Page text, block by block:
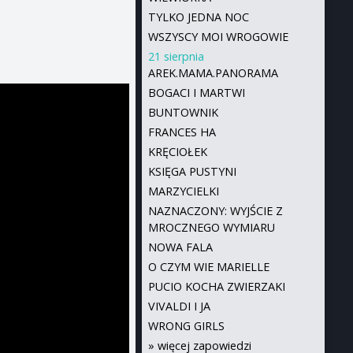
TYLKO JEDNA NOC
WSZYSCY MOI WROGOWIE
21 sierpnia
AREK.MAMA.PANORAMA
BOGACI I MARTWI
BUNTOWNIK
FRANCES HA
KRĘCIOŁEK
KSIĘGA PUSTYNI
MARZYCIELKI
NAZNACZONY: WYJŚCIE Z
MROCZNEGO WYMIARU
NOWA FALA
O CZYM WIE MARIELLE
PUCIO KOCHA ZWIERZAKI
VIVALDI I JA
WRONG GIRLS
» więcej zapowiedzi